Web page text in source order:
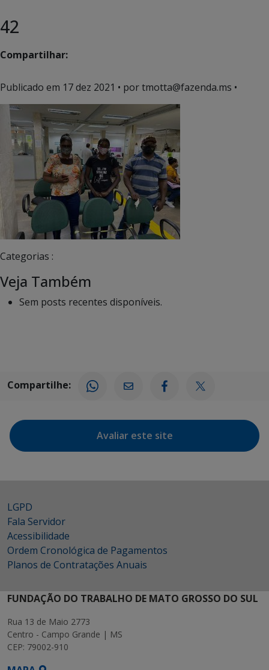
42
Compartilhar:
Publicado em 17 dez 2021 • por tmotta@fazenda.ms •
Categorias :
Veja Também
Sem posts recentes disponíveis.
Compartilhe:
Avaliar este site
LGPD
Fala Servidor
Acessibilidade
Ordem Cronológica de Pagamentos
Planos de Contratações Anuais
FUNDAÇÃO DO TRABALHO DE MATO GROSSO DO SUL
Rua 13 de Maio 2773
Centro - Campo Grande | MS
CEP: 79002-910